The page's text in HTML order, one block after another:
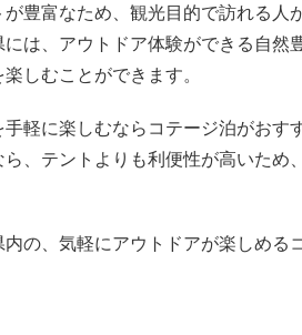
豊富なため、観光目的で訪れる人
には、アウトドア体験ができる自
しむことができます。
軽に楽しむならコテージ泊がおす
ら、テントよりも利便性が高いた
の、気軽にアウトドアが楽しめる